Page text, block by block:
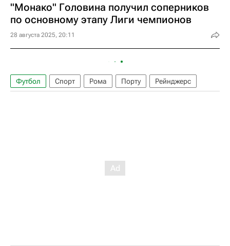
"Монако" Головина получил соперников
по основному этапу Лиги чемпионов
28 августа 2025, 20:11
Футбол Спорт Рома Порту Рейнджерс